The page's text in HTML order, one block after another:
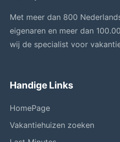
Met meer dan 800
eigenaren en meer dan
wij de specialist voor
Handige Links
HomePage
Vakantiehuizen zoeken